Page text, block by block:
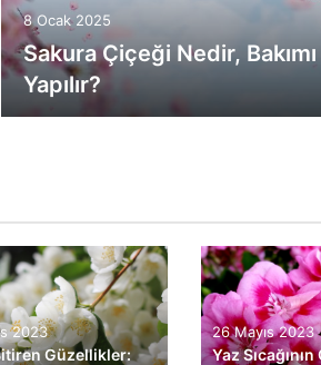
8 Ocak 2025
Sakura Çiçeği Nedir, Bakımı
Yapılır?
2023
Güzellikler:
26 Mayıs 2023
Yaz